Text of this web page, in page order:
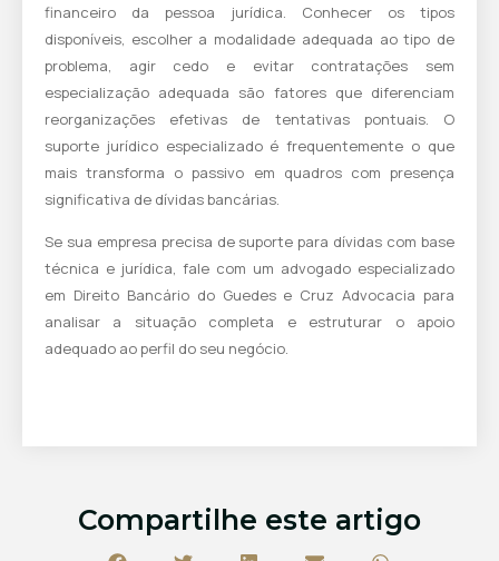
financeiro da pessoa jurídica. Conhecer os tipos
disponíveis, escolher a modalidade adequada ao tipo de
problema, agir cedo e evitar contratações sem
especialização adequada são fatores que diferenciam
reorganizações efetivas de tentativas pontuais. O
suporte jurídico especializado é frequentemente o que
mais transforma o passivo em quadros com presença
significativa de dívidas bancárias.
Se sua empresa precisa de suporte para dívidas com base
técnica e jurídica, fale com um advogado especializado
em Direito Bancário do Guedes e Cruz Advocacia para
analisar a situação completa e estruturar o apoio
adequado ao perfil do seu negócio.
Compartilhe este artigo